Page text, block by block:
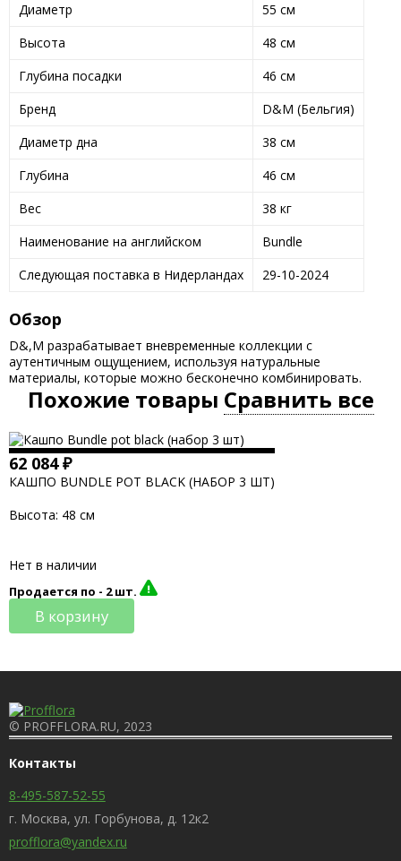
Диаметр
55 см
Высота
48 см
Глубина посадки
46 см
Бренд
D&M (Бельгия)
Диаметр дна
38 см
Глубина
46 см
Вес
38 кг
Наименование на английском
Bundle
Следующая поставка в Нидерландах
29-10-2024
Обзор
D&,M разрабатывает вневременные коллекции с
аутентичным ощущением, используя натуральные
материалы, которые можно бесконечно комбинировать.
Похожие товары Сравнить все
62 084₽
КАШПО BUNDLE POT BLACK (НАБОР 3 ШТ)
Высота: 48 см
Нет в наличии
Продается по - 2 шт.
В корзину
© PROFFLORA.RU, 2023
Контакты
8-495-587-52-55
г. Москва, ул. Горбунова, д. 12к2
profflora@yandex.ru